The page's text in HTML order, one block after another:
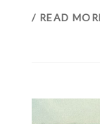
/ READ